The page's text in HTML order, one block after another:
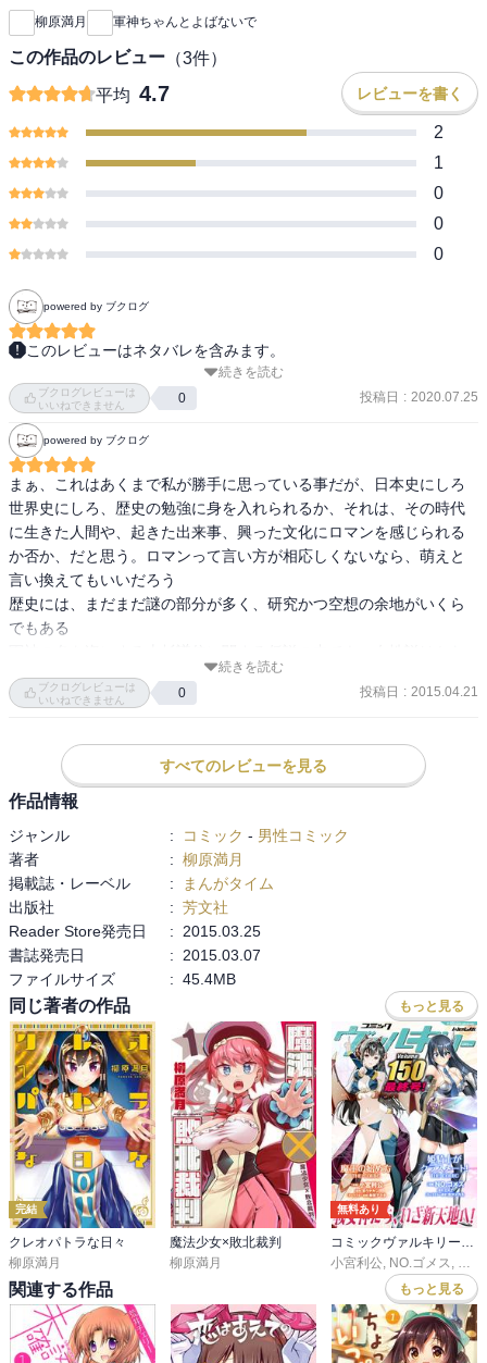
柳原満月 軍神ちゃんとよばないで
この作品のレビュー （3件）
平均 4.7 レビューを書く
2
1
0
0
0
powered by ブクログ
このレビューはネタバレを含みます。
歴史４コマですが、昔から根強くある（私の小学生の社会の授業で
も紹介された）、上杉謙信女性説がこんな漫画になるとは、と嬉し
い驚きです。
続きを読む
ブクログレビューは
いいねできません
0 投稿日 : 2020.07.25
powered by ブクログ
まぁ、これはあくまで私が勝手に思っている事だが、日本史にしろ
世界史にしろ、歴史の勉強に身を入れられるか、それは、その時代
に生きた人間や、起きた出来事、興った文化にロマンを感じられる
か否か、だと思う。ロマンって言い方が相応しくないなら、萌えと
言い換えてもいいだろう
歴史には、まだまだ謎の部分が多く、研究かつ空想の余地がいくら
でもある
り有名だ
しかし、ウザカワニートな姫であった、って考察は実に大胆だ
である虎千代が実にセクシーで、彼女の自堕落な生活でチラチラ見
える、色っぽい箇所が実に好い
武将に限らず、大人物の「ありえねー」と思われるイメージの発端
だが、その勘違いを、無自覚にしろ、意図的にしろ、自分の成長の
糧にし、強いイメージ像を固めていけるからこそ、歴史に名を残せ
るようなひとかどの人間になれるのだろうが
まぁ、虎千代は良くも悪くも、自分が毎日、楽する事しか頭にな
く、今のトコ、言動が彼女にとっても、周囲にとっても最良の結果
を導き出しているだけだがｗ ある意味、そんな我儘ゆえの無心が、
虎千代の強さかも知れない
コミカルさを強調しつつも、上杉謙信を語る上で外せない戦や敵の
事も、しっかり厚く描いている点も高評価
柳原先生は、本気で上杉謙信が好きなんだな
今のトコ、わざわざ、ケチをつけるような所はないが、個人的には
ラストに思わせぶりな発言をかまして登場した謎の隻眼少年より
も、今後、虎千代と、作中で個人としては最強クラスの小島弥太郎
の関係性が、主従からラブになるのか、そこに注目している
この台詞を引用に選んだのは、ここまで、怠惰な自分に正直で堂々
といられると、最早、感心するしかなく、尊敬の念すら抱いてしま
いそうになったから
続きを読む
ブクログレビューは
いいねできません
0 投稿日 : 2015.04.21
すべてのレビューを見る
作品情報
ジャンル : コミック - 男性コミック
著者
: 柳原満月
掲載誌・レーベル
:
まんがタイム
出版社
: 芳文社
Reader Store発売日
:
2015.03.25
書誌発売日
:
2015.03.07
ファイルサイズ
: 45.4MB
同じ著者の作品 もっと見る
完結
クレオパトラな日々
柳原満月
魔法少女×敗北裁判
柳原満月
無料あり
コミックヴァルキリーWeb版
小宮利公, NO.ゴメス, 金光
関連する作品 もっと見る